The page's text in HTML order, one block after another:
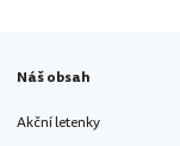
Náš obsah
Akční letenky